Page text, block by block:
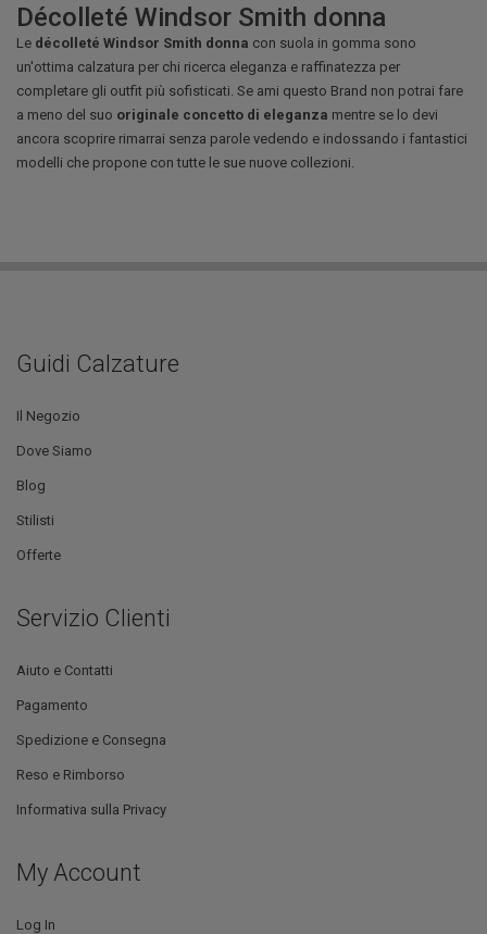
Décolleté Windsor Smith donna
Le décolleté Windsor Smith donna con suola in gomma sono
un'ottima calzatura per chi ricerca eleganza e raffinatezza per
completare gli outfit più sofisticati. Se ami questo Brand non potrai fare
a meno del suo originale concetto di eleganza mentre se lo devi
ancora scoprire rimarrai senza parole vedendo e indossando i fantastici
modelli che propone con tutte le sue nuove collezioni.
Guidi Calzature
Il Negozio
Dove Siamo
Blog
Stilisti
Offerte
Servizio Clienti
Aiuto e Contatti
Pagamento
Spedizione e Consegna
Reso e Rimborso
Informativa sulla Privacy
My Account
Log In